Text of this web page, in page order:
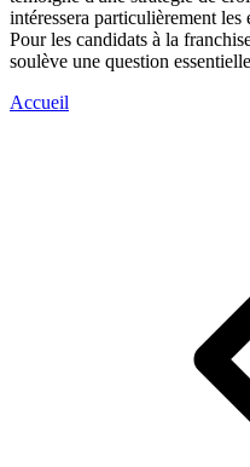
intéressera particulièrement les
Pour les candidats à la
soulève une question
Accueil